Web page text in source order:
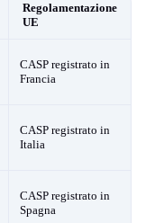
Regolamentazione
UE
CASP registrato in
Francia
CASP registrato in
Italia
CASP registrato in
Spagna